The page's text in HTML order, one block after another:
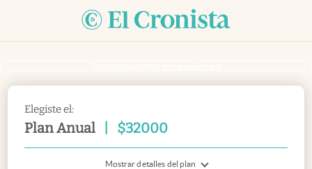
Elegiste el:
Plan Anual $32000
Mostrar detalles del plan